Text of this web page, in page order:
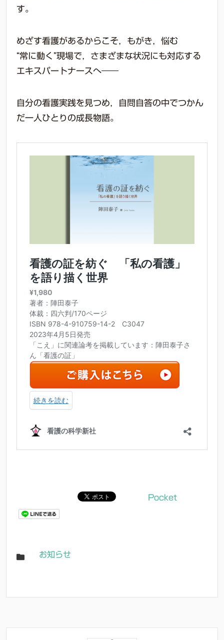
す。
めざす看護があるからこそ，もがき，悩む
“常に動く”現場で，さまざまな状況にも対応する
エキスパートナースへ――
自分の看護実践を見つめ，自問自答の中でつかん
だ一人ひとりの成長物語。
Pocket
お知らせ